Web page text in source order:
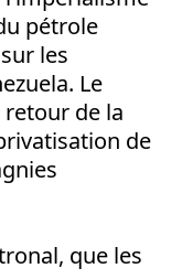
pétrole
les
Le
retour de la
de
que les